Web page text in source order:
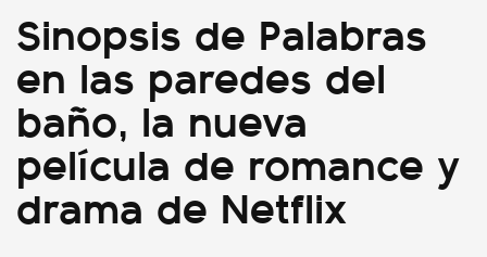
Sinopsis de Palabras
en las paredes del
baño, la nueva
película de romance y
drama de Netflix